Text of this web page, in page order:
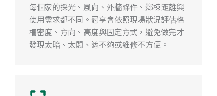
每個家的採光、風向、外牆條件、鄰棟距離與
使用需求都不同。冠亨會依照現場狀況評估格
柵密度、方向、高度與固定方式，避免做完才
發現太暗、太悶、遮不夠或維修不方便。